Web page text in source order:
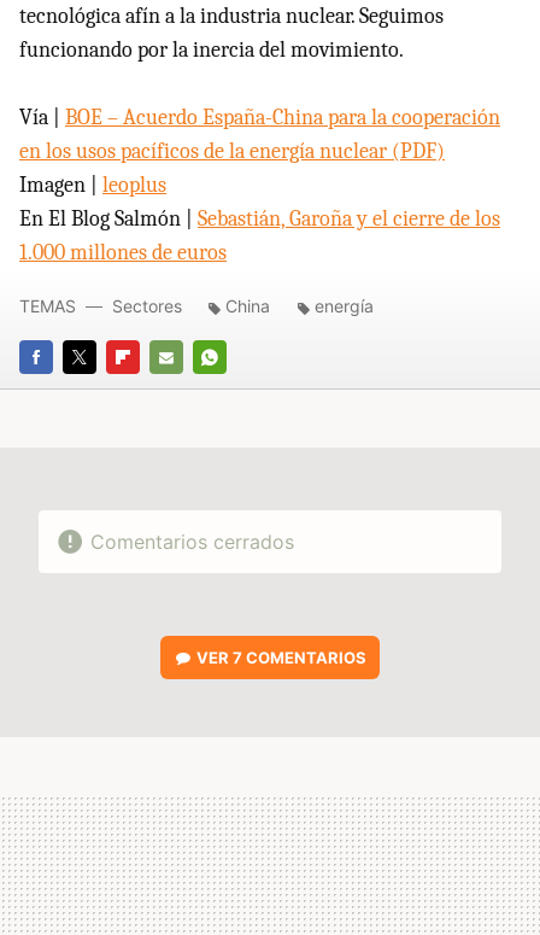
tecnológica afín a la industria nuclear. Seguimos
funcionando por la inercia del movimiento.
Vía | BOE– Acuerdo España-China para la cooperación
en los usos pacíficos de la energía nuclear (PDF)
Imagen | leoplus
En El Blog Salmón | Sebastián, Garoña y el cierre de los
1.000 millones de euros
FACEBOOK
TWITTERFLIPBOARD
E-
WHATSAPP
TEMAS Sectores China energía
Comentarios cerrados
VER7 COMENTARIOS